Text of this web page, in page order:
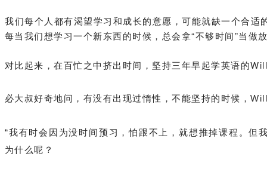
我们每个人都有渴望学习和成长的意愿，可能就缺一个合适
每当我们想学习一个新东西的时候，总会拿“不够时间”当做
对比起来，在百忙之中挤出时间，坚持三年早起学英语的
必大叔好奇地问，有没有出现过惰性，不能坚持的时候，
“我有时会因为没时间预习，怕跟不上，就想推掉课程。但
为什么呢？